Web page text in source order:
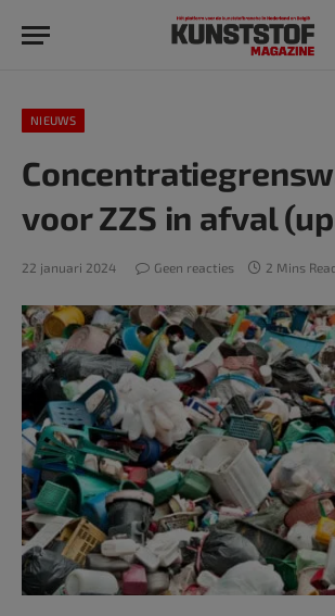
NIEUWS
voor ZZS in afval
22 januari 2024 Geen reacties 2 Mins